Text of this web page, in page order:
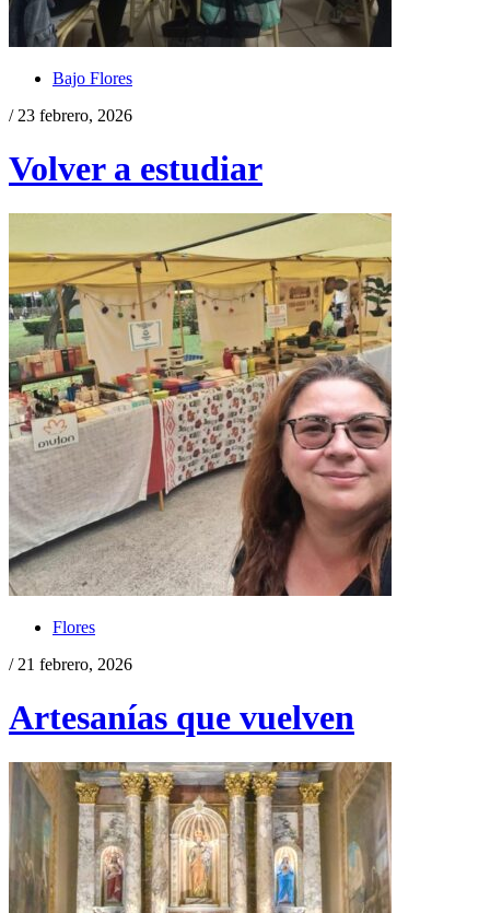
Bajo Flores
/ 23 febrero, 2026
Volver a estudiar
Flores
/ 21 febrero, 2026
Artesanías que vuelven